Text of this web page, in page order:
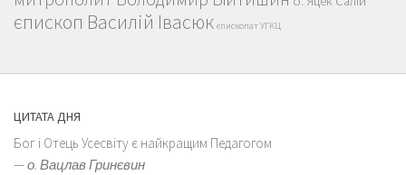
єпископ Василій Івасюк єпископат УГКЦ
ЦИТАТА ДНЯ
Бог і Отець Усесвіту є найкращим Педагогом
—о. Вацлав Гринєвин